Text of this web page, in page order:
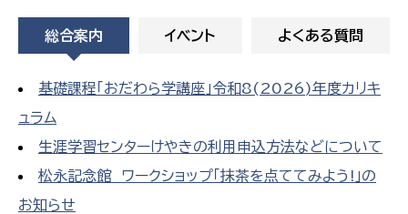
総合案内 イベント よくある質問
基礎課程「おだわら学講座」令和8(2026)年度カリキ
ュラム
生涯学習センターけやきの利用申込方法などについて
松永記念館 ワークショップ「抹茶を点ててみよう!」の
お知らせ